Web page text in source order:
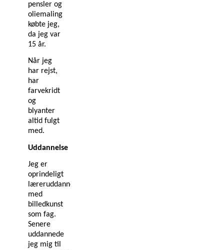
pensler og
oliemaling
købte jeg,
da jeg var
15 år.
Når jeg
har rejst,
har
farvekridt
og
blyanter
altid fulgt
med.
Uddannelse
Jeg er
oprindeligt
læreruddannet
med
billedkunst
som fag.
Senere
uddannede
jeg mig til